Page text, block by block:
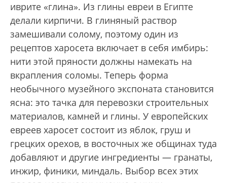
иврите «глина». Из глины евреи в Египте
делали кирпичи. В глиняный раствор
замешивали солому, поэтому один из
рецептов харосета включает в себя имбирь:
нити этой пряности должны намекать на
вкрап­ления соломы. Теперь форма
необычного музейного экспоната становится
ясна: это тачка для перевозки строительных
материалов, камней и глины. У европейских
евреев харосет состоит из яблок, груш и
грецких орехов, в восточных же общинах туда
добавляют и другие ингредиенты — гранаты,
инжир, финики, миндаль. Выбор всех этих